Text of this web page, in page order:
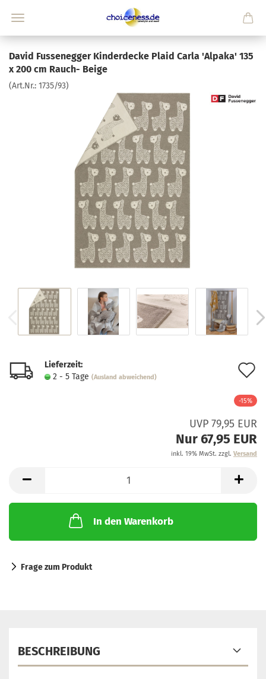
David Fussenegger Kinderdecke Plaid Carla 'Alpaka' 135
x 200 cm Rauch- Beige
(Art.Nr.: 1735/93)
Lieferzeit:
2 - 5 Tage (Ausland abweichend)
-15%
UVP 79,95 EUR
Nur 67,95 EUR
inkl. 19% MwSt. zzgl. Versand
In den Warenkorb
Frage zum Produkt
BESCHREIBUNG